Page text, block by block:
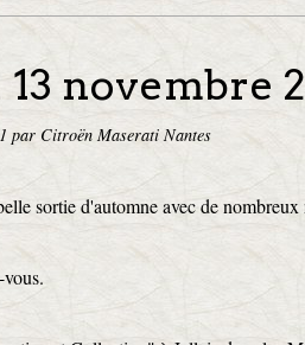
novembre
par Citroën Maserati Nantes
sortie d'automne avec de